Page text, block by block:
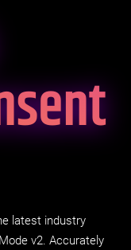
latest industry
v2. Accurately